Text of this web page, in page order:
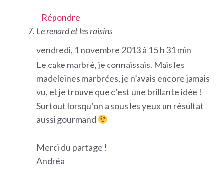
Répondre
Le renard et les raisins
vendredi, 1 novembre 2013 à 15 h 31 min
Le cake marbré, je connaissais. Mais les
madeleines marbrées, je n’avais encore jamais
vu, et je trouve que c’est une brillante idée !
Surtout lorsqu’on a sous les yeux un résultat
aussi gourmand
Merci du partage !
Andréa